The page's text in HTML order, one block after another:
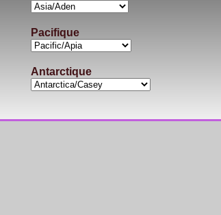
Pacifique
Antarctique